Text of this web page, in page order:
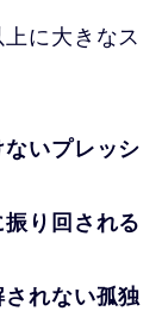
に大きなス
ないプレッシ
り回される
されない孤独